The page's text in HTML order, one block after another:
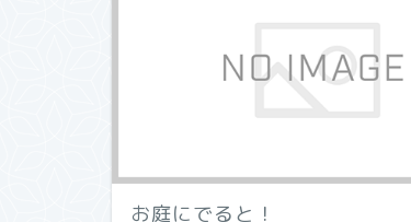
お庭にでると！